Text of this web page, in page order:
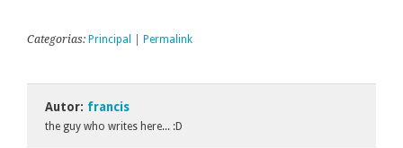
Categorias: Principal Permalink
Autor: francis
the guy who writes here... :D